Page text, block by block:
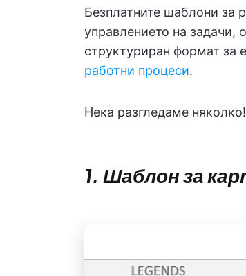
Безплатните шаблони за
управлението на задачи,
структуриран формат за
работни процеси.
Нека разгледаме
1. Шаблон за